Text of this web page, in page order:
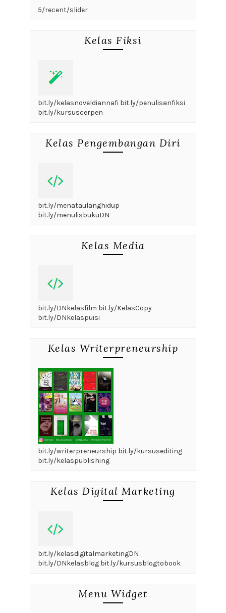
5/recent/slider
Kelas Fiksi
bit.ly/kelasnoveldiannafi bit.ly/penulisanfiksi
bit.ly/kursuscerpen
Kelas Pengembangan Diri
bit.ly/menataulanghidup
bit.ly/menulisbukuDN
Kelas Media
bit.ly/DNkelasfilm bit.ly/KelasCopy
bit.ly/DNkelaspuisi
Kelas Writerpreneurship
bit.ly/writerpreneurship bit.ly/kursusediting
bit.ly/kelaspublishing
Kelas Digital Marketing
bit.ly/kelasdigitalmarketingDN
bit.ly/DNkelasblog bit.ly/kursusblogtobook
Menu Widget